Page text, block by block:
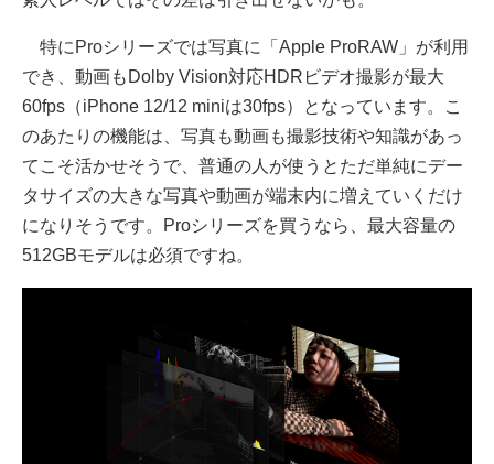
特にProシリーズでは写真に「Apple ProRAW」が利用
でき、動画もDolby Vision対応HDRビデオ撮影が最大
60fps（iPhone 12/12 miniは30fps）となっています。こ
のあたりの機能は、写真も動画も撮影技術や知識があっ
てこそ活かせそうで、普通の人が使うとただ単純にデー
タサイズの大きな写真や動画が端末内に増えていくだけ
になりそうです。Proシリーズを買うなら、最大容量の
512GBモデルは必須ですね。